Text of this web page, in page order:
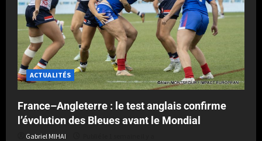
ACTUALITÉS
France–Angleterre : le test anglais confirme
l’évolution des Bleues avant le Mondial
Gabriel MIHAI